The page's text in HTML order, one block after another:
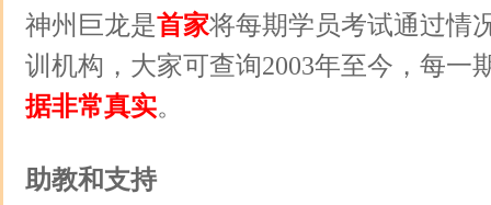
神州巨龙是首家将每期学员考试通过情
训机构，大家可查询2003年至今，每一
据非常真实。
助教和支持